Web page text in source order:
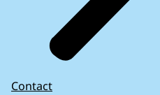
Contact